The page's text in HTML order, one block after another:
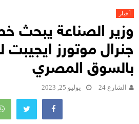
أخبار
وزير الصناعة يبحث
جنرال موتورز ايجيبت
بالسوق المصري
الشارع 24 يوليو 25, 2023